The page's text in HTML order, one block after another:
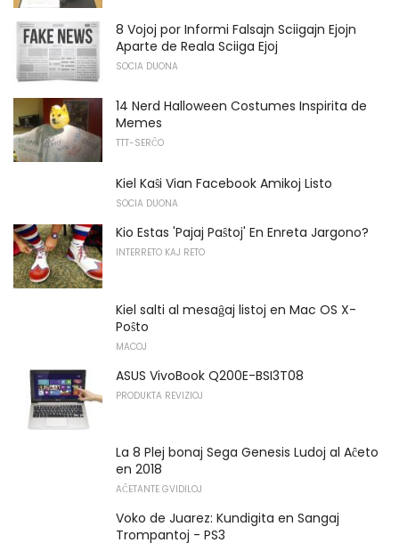
8 Vojoj por Informi Falsajn Sciigajn Ejojn
Aparte de Reala Sciiga Ejoj
SOCIA DUONA
14 Nerd Halloween Costumes Inspirita de
Memes
TTT-SERĈO
Kiel Kaŝi Vian Facebook Amikoj Listo
SOCIA DUONA
Kio Estas 'Pajaj Paŝtoj' En Enreta Jargono?
INTERRETO KAJ RETO
Kiel salti al mesaĝaj listoj en Mac OS X-
Poŝto
MACOJ
ASUS VivoBook Q200E-BSI3T08
PRODUKTA REVIZIOJ
La 8 Plej bonaj Sega Genesis Ludoj al Aĉeto
en 2018
AĈETANTE GVIDILOJ
Voko de Juarez: Kundigita en Sangaj
Trompantoj - PS3